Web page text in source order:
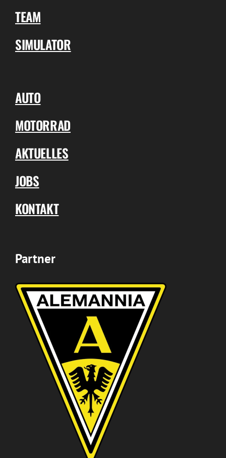
TEAM
SIMULATOR
AUTO
MOTORRAD
AKTUELLES
JOBS
KONTAKT
Partner